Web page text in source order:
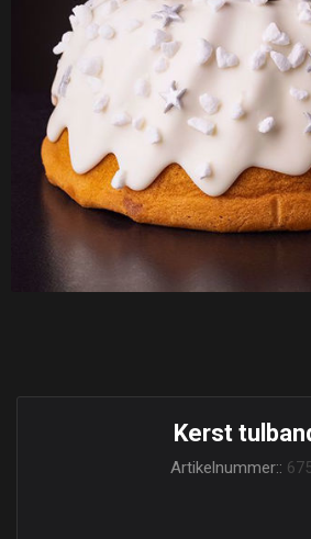
Kerst
Artikelnummer::